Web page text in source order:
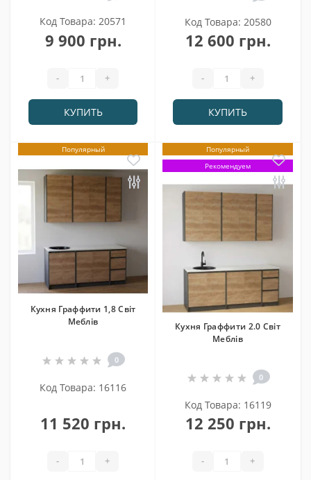
Код Товара: 20571
9 900 грн.
- +
КУПИТЬ
Код Товара: 20580
12 600 грн.
- +
КУПИТЬ
Популярный
Кухня Граффити 1,8 Світ
Меблів
0
Код Товара: 16116
11 520 грн.
- +
Популярный
Рекомендуем
Кухня Граффити 2.0 Світ
Меблів
0
Код Товара: 16119
12 250 грн.
- +